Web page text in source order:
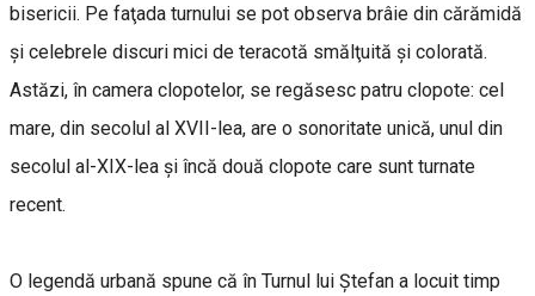
bisericii. Pe faţada turnului se pot observa brâie din cărămidă
şi celebrele discuri mici de teracotă smălţuită şi colorată.
Astăzi, în camera clopotelor, se regăsesc patru clopote: cel
mare, din secolul al XVII-lea, are o sonoritate unică, unul din
secolul al-XIX-lea şi încă două clopote care sunt turnate
recent.
O legendă urbană spune că în Turnul lui Ştefan a locuit timp